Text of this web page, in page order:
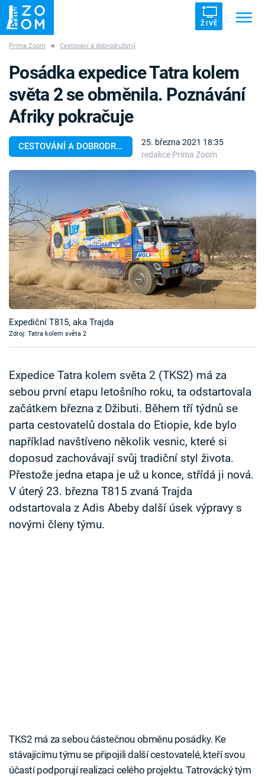
ŽIVĚ
ZÁHADY VETŘELCI DÁVNOVĚKU
Témata
Témata
Pořady
TV Program
Časopis
Sledujte prima+
Sledujte nás
Prima Zoom ■ Cestování a dobrodružství
CESTOVÁNÍ A DOBRODRUŽSTVÍ
25. března 2021 18:35
redakce Prima Zoom
Posádka expedice Tatra kolem
světa 2 se obměnila. Poznávání
Afriky pokračuje
Expediční T815, aka Trajda
Zdroj: Tatra kolem světa 2
Expedice Tatra kolem světa 2 (TKS2) má za
sebou první etapu letošního roku, ta odstartovala
začátkem března z Džibuti. Během tří týdnů se
parta cestovatelů dostala do Etiopie, kde bylo
například navštíveno několik vesnic, které si
doposud zachovávají svůj tradiční styl života.
Přestože jedna etapa je už u konce, střídá ji nová.
V úterý 23. března T815 zvaná Trajda
odstartovala z Adis Abeby další úsek výpravy s
novými členy týmu.
TKS2 má za sebou částečnou obměnu posádky. Ke
stávajícímu týmu se připojili další cestovatelé, kteří svou
účastí podporují realizaci celého projektu. Tatrovácký tým